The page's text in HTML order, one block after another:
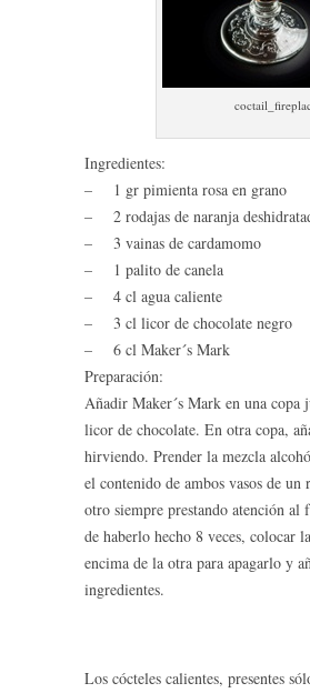
Ingredientes:
– 1 gr pimienta rosa en grano
– 2 rodajas de naranja
– 3 vainas de cardamomo
– 1 palito de canela
– 4 cl agua caliente
– 3 cl licor de chocolate negro
– 6 cl Maker´s Mark
Preparación:
Añadir Maker´s Mark en una copa
licor de chocolate. En otra copa,
hirviendo. Prender la mezcla
el contenido de ambos vasos de un
otro siempre prestando atención al
de haberlo hecho 8 veces, colocar
encima de la otra para apagarlo y
ingredientes.
Los cócteles calientes, presentes